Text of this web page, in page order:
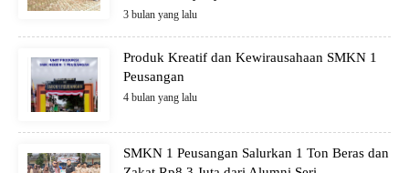
3 bulan yang lalu
Produk Kreatif dan Kewirausahaan SMKN 1
Peusangan
4 bulan yang lalu
SMKN 1 Peusangan Salurkan 1 Ton Beras dan